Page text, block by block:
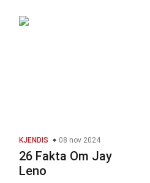
KJENDIS 08 nov 2024
26 Fakta Om Jay
Leno